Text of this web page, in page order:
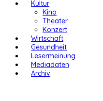
Kultur
Kino
Theater
Konzert
Wirtschaft
Gesundheit
Lesermeinung
Mediadaten
Archiv